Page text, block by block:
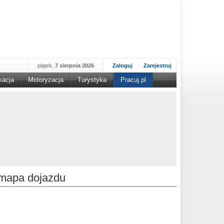
Zaloguj Zarejestruj
piątek, 7 sierpnia 2026
Motoryzacja Turystyka Pracuj.pl
dojazdu